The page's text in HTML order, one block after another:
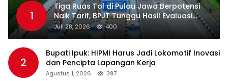
1
Tiga Ruas Tol di Pulau Jawa Berpotensi
Naik Tarif, BPJT Tunggu Hasil Evaluasi
Standar Pelayanan
Juli 28, 2026 400
2
Bupati Ipuk: HIPMI Harus Jadi Lokomotif Inovasi
dan Pencipta Lapangan Kerja
Agustus 1, 2026 397